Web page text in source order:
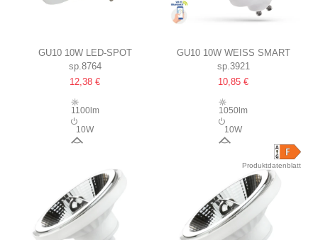
GU10 10W LED-SPOT
AR111
sp.8764
12,38 €
1100lm
10W
GU10 10W WEISS SMART H
OME LED-SPOT
AR111, TUYA/SMART LIFE,
KOMPATIBEL MIT GOOGLE
HOME, ALEXA UND
SMARTPHONES
sp.3921
10,85 €
1050lm
10W
Produktdatenblatt